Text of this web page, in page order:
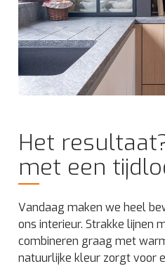
Het
met een
Vandaag maken we heel
ons interieur. Strakke lijnen
combineren graag met
natuurlijke kleur zorgt voor